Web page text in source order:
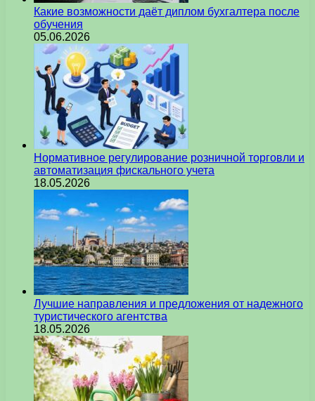
Какие возможности даёт диплом бухгалтера после
обучения
05.06.2026
Нормативное регулирование розничной торговли и
автоматизация фискального учета
18.05.2026
Лучшие направления и предложения от надежного
туристического агентства
18.05.2026